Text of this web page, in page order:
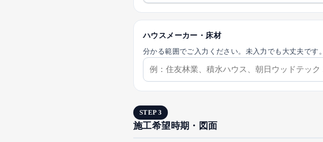
ハウスメーカー・床材
分かる範囲でご入力ください。未入力でも大丈夫です。
STEP 3
施工希望時期・図面